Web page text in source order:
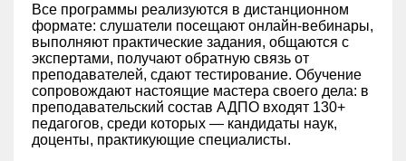
Все программы реализуются в дистанционном
формате: слушатели посещают онлайн-вебинары,
выполняют практические задания, общаются с
экспертами, получают обратную связь от
преподавателей, сдают тестирование. Обучение
сопровождают настоящие мастера своего дела: в
преподавательский состав АДПО входят 130+
педагогов, среди которых — кандидаты наук,
доценты, практикующие специалисты.